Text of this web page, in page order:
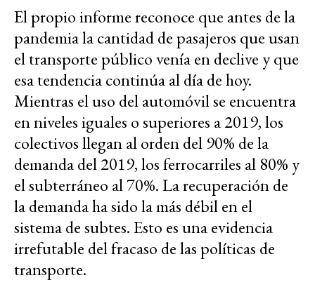
El propio informe reconoce que antes de la
pandemia la cantidad de pasajeros que usan
el transporte público venía en declive y que
esa tendencia continúa al día de hoy.
Mientras el uso del automóvil se encuentra
en niveles iguales o superiores a 2019, los
colectivos llegan al orden del 90% de la
demanda del 2019, los ferrocarriles al 80% y
el subterráneo al 70%. La recuperación de
la demanda ha sido la más débil en el
sistema de subtes. Esto es una evidencia
irrefutable del fracaso de las políticas de
transporte.